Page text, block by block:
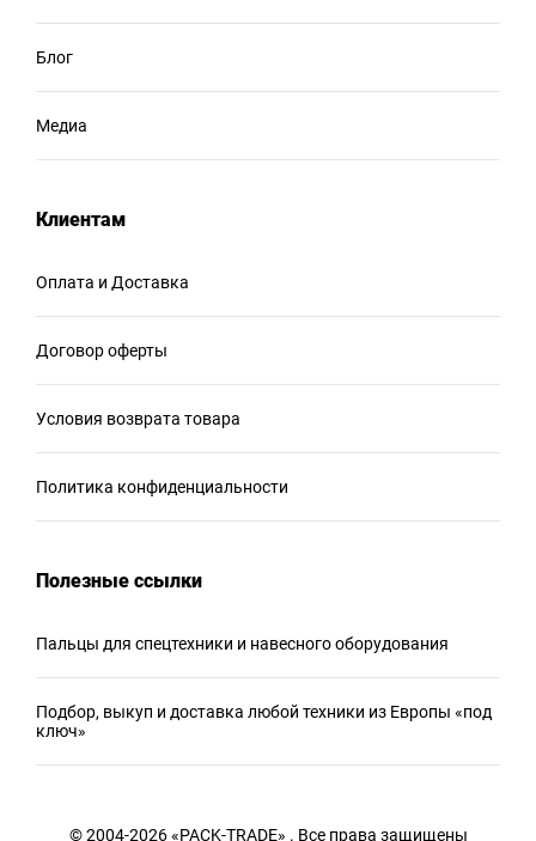
Блог
Медиа
Клиентам
Оплата и Доставка
Договор оферты
Условия возврата товара
Политика конфиденциальности
Полезные ссылки
Пальцы для спецтехники и навесного оборудования
Подбор, выкуп и доставка любой техники из Европы «под
ключ»
© 2004-2026 «PACK-TRADE» . Все права защищены